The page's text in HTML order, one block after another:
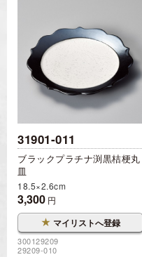
31901-011
ブラックプラチナ渕黒桔梗丸
皿
18.5×2.6cm
3,300 円
★ マイリストへ登録
300129209
29209-010